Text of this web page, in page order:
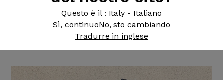
Questo è il : Italy - Italiano
Sì, continuoNo, sto cambiando
Tradurre in inglese
Théorème GT- Sram GX - Fox
32 Factory